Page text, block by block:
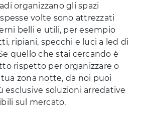
organizzano gli spazi
volte sono attrezzati
belli e utili, per esempio
ripiani, specchi e luci a led di
quello che stai cercando è
rispetto per organizzare o
zona notte, da noi puoi
esclusive soluzioni arredative
sul mercato.